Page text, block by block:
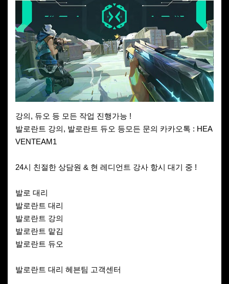
강의, 듀오 등 모든 작업 진행가능 !
발로란트 강의, 발로란트 듀오 등모든 문의 카카오톡 : HEA
VENTEAM1
24시 친절한 상담원 & 현 레디언트 강사 항시 대기 중 !
발로 대리
발로란트 대리
발로란트 강의
발로란트 맡김
발로란트 듀오
발로란트 대리 헤븐팀 고객센터